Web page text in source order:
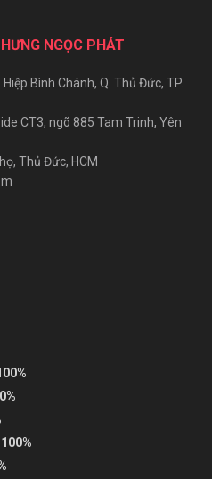
NGỌC PHÁT
Bình Chánh, Q. Thủ Đức, TP.
CT3, ngõ 885 Tam Trinh, Yên
Thủ Đức, HCM